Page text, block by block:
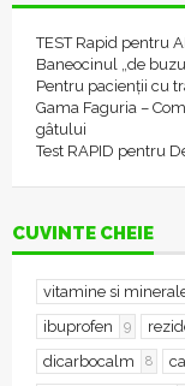
TEST Rapid pentru
Baneocinul „de
Pentru pacienții cu
Gama Faguria –
gâtului
Test RAPID pentru
CUVINTE CHEIE
vitamine si
ibuprofen 9
dicarbocalm 8